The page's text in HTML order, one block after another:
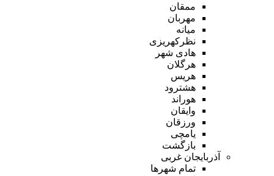
ممقان
مهربان
میانه
نظرکهریزی
هادی شهر
هرگلان
هریس
هشترود
هوراند
وایقان
ورزقان
یامچی
بازگشت
آذربایجان غربی
تمام شهر‌ها